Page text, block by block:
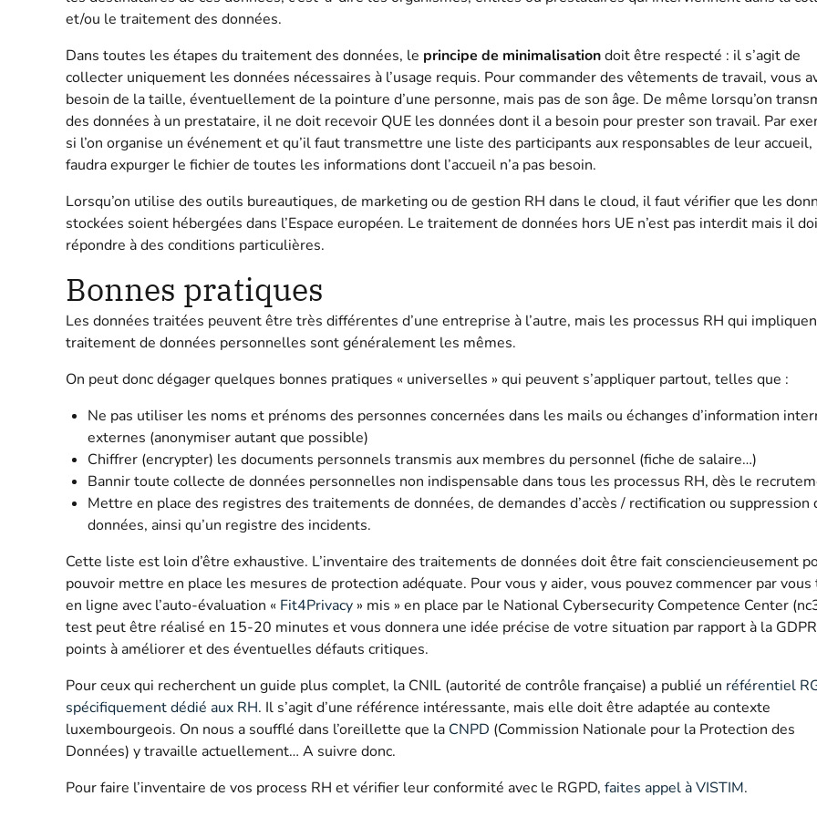
et/ou le traitement des données.
Dans toutes les étapes du traitement des données, le principe de minimalisationdoit être respecté : il s’agit de
collecter uniquement les données nécessaires à l’usage requis. Pour commander des vêtements de travail, vous
besoin de la taille, éventuellement de la pointure d’une personne, mais pas de son âge. De même lorsqu’on
des données à un prestataire, il ne doit recevoir QUE les données dont il a besoin pour prester son travail. Par
si l’on organise un événement et qu’il faut transmettre une liste des participants aux responsables de leur
faudra expurger le fichier de toutes les informations dont l’accueil n’a pas besoin.
Lorsqu’on utilise des outils bureautiques, de marketing ou de gestion RH dans le cloud, il faut vérifier que les
stockées soient hébergées dans l’Espace européen. Le traitement de données hors UE n’est pas interdit mais il
répondre à des conditions particulières.
Bonnes pratiques
Les données traitées peuvent être très différentes d’une entreprise à l’autre, mais les processus RH qui
traitement de données personnelles sont généralement les mêmes.
On peut donc dégager quelques bonnes pratiques « universelles » qui peuvent s’appliquer partout, telles que :
Ne pas utiliser les noms et prénoms des personnes concernées dans les mails ou échanges d’information
externes (anonymiser autant que possible)
Chiffrer (encrypter) les documents personnels transmis aux membres du personnel (fiche de salaire…)
Bannir toute collecte de données personnelles non indispensable dans tous les processus RH, dès le
Mettre en place des registres des traitements de données, de demandes d’accès / rectification ou suppression
données, ainsi qu’un registre des incidents.
Cette liste est loin d’être exhaustive. L’inventaire des traitements de données doit être fait consciencieusement
pouvoir mettre en place les mesures de protection adéquate. Pour vous y aider, vous pouvez commencer par
en ligne avec l’auto-évaluation « Fit4Privacy » mis » en place par le National Cybersecurity Competence Center
test peut être réalisé en 15-20 minutes et vous donnera une idée précise de votre situation par rapport à la
points à améliorer et des éventuelles défauts critiques.
Pour ceux qui recherchent un guide plus complet, la CNIL (autorité de contrôle française) a publié un référentiel
spécifiquement dédié aux RH. Il s’agit d’une référence intéressante, mais elle doit être adaptée au contexte
luxembourgeois. On nous a soufflé dans l’oreillette que la CNPD (Commission Nationale pour la Protection des
Données) y travaille actuellement… A suivre donc.
Pour faire l’inventaire de vos process RH et vérifier leur conformité avec le RGPD, faites appel à VISTIM.